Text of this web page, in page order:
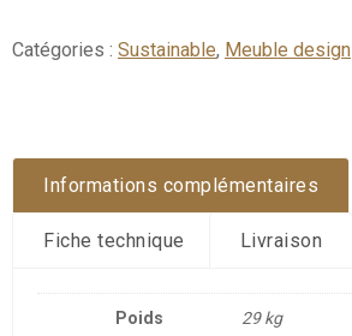
manger
Catégories : Sustainable, Meuble design
Informations complémentaires
Fiche technique Livraison
Poids 29 kg